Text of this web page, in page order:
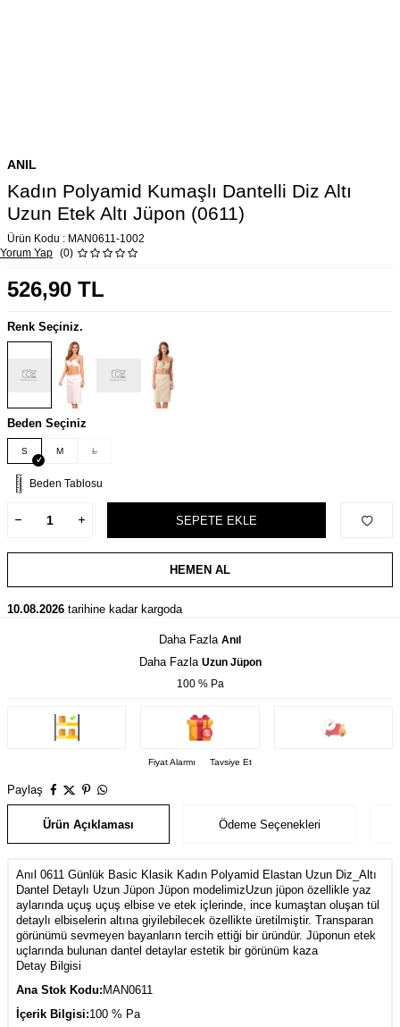
ANIL
Kadın Polyamid Kumaşlı Dantelli Diz Altı
Uzun Etek Altı Jüpon (0611)
Ürün Kodu : MAN0611-1002
Yorum Yap (0)
526,90 TL
Renk Seçiniz.
Beden Seçiniz
S M L
Beden Tablosu
SEPETE EKLE
HEMEN AL
10.08.2026 tarihine kadar kargoda
Daha Fazla Anıl
Daha Fazla Uzun Jüpon
100 % Pa
Fiyat Alarmı Tavsiye Et
Paylaş
Ürün Açıklaması Ödeme Seçenekleri
Anıl 0611 Günlük Basic Klasik Kadın Polyamid Elastan Uzun Diz_Altı
Dantel Detaylı Uzun Jüpon Jüpon modelimizUzun jüpon özellikle yaz
aylarında uçuş uçuş elbise ve etek içlerinde, ince kumaştan oluşan tül
detaylı elbiselerin altına giyilebilecek özellikte üretilmiştir. Transparan
görünümü sevmeyen bayanların tercih ettiği bir üründür. Jüponun etek
uçlarında bulunan dantel detaylar estetik bir görünüm kaza
Detay Bilgisi
Ana Stok Kodu: MAN0611
İçerik Bilgisi:100 % Pa